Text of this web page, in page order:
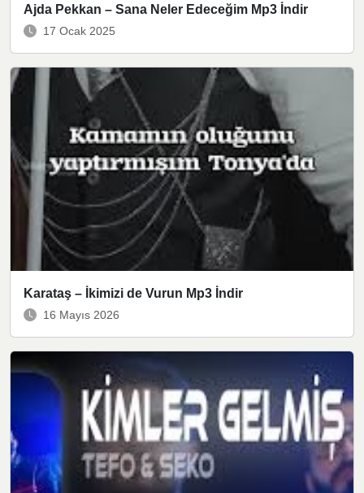
Ajda Pekkan – Sana Neler Edeceğim Mp3 İndir
17 Ocak 2025
Karataş – İkimizi de Vurun Mp3 İndir
16 Mayıs 2026